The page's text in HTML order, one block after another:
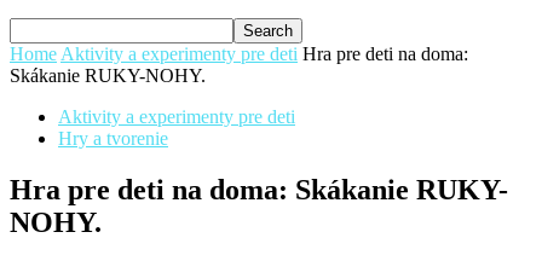
Home Aktivity a experimenty pre deti Hra pre deti na doma:
Skákanie RUKY-NOHY.
Aktivity a experimenty pre deti
Hry a tvorenie
Hra pre deti na doma: Skákanie RUKY-
NOHY.